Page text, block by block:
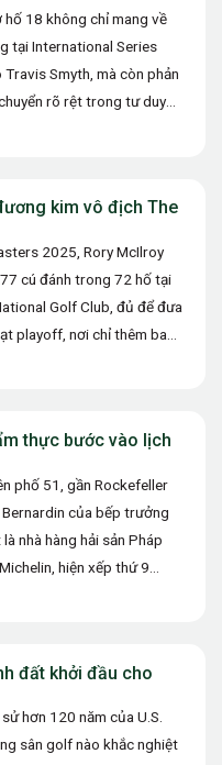
hố 18 không chỉ mang về
tại International Series
Travis Smyth, mà còn phản
rõ rệt trong tư duy
kim vô địch The
2025, Rory McIlroy
cú đánh trong 72 hố tại
Golf Club, đủ để đưa
playoff, nơi chỉ thêm ba…
thực bước vào lịch
phố 51, gần Rockefeller
Bernardin của bếp trưởng
nhà hàng hải sản Pháp
hiện xếp thứ 9
đất khởi đầu cho
hơn 120 năm của U.S.
sân golf nào khắc nghiệt